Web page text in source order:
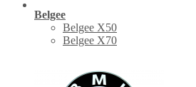
Belgee
Belgee X50
Belgee X70